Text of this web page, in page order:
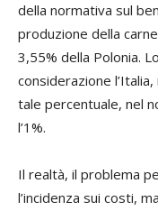
della normativa sul
produzione della
3,55% della Polonia.
considerazione
tale percentuale, nel
l’1%.
Il realtà, il problema
l’incidenza sui costi,